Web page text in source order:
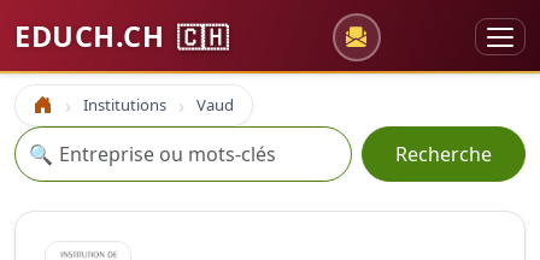
EDUCH.CH 🇨🇭
Accueil Institutions Vaud
Recherche
🔍 Recherche